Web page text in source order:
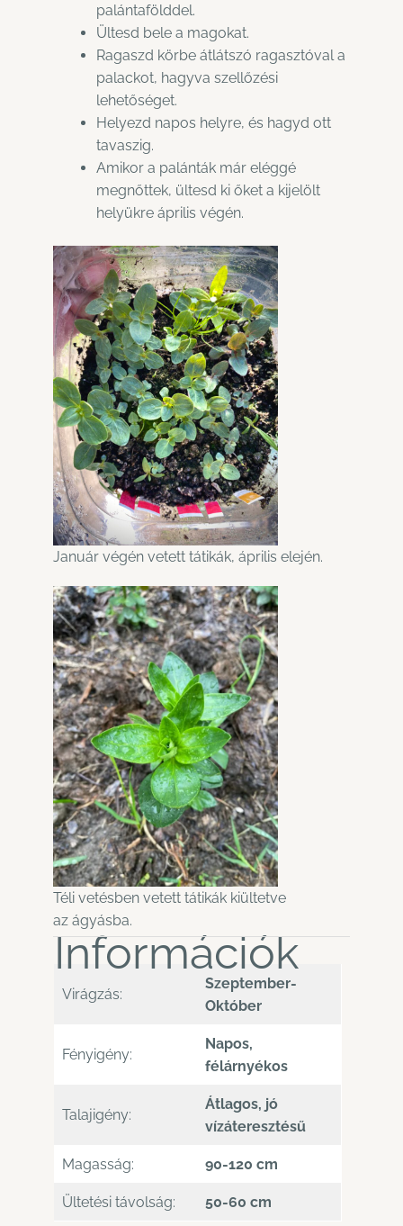
palántafölddel.
Ültesd bele a magokat.
Ragaszd körbe átlátszó ragasztóval a
palackot, hagyva szellőzési
lehetőséget.
Helyezd napos helyre, és hagyd ott
tavaszig.
Amikor a palánták már eléggé
megnőttek, ültesd ki őket a kijelölt
helyükre április végén.
Január végén vetett tátikák, április elején.
Téli vetésben vetett tátikák kiültetve
az ágyásba.
Információk
Virágzás:
Szeptember-
Október
Fényigény:
Napos,
félárnyékos
Talajigény:
Átlagos, jó
vízáteresztésű
Magasság: 90-120 cm
Ültetési távolság: 50-60 cm